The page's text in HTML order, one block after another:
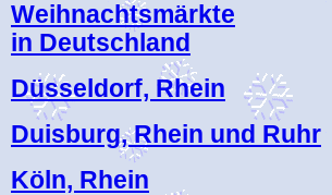
Weihnachtsmärkte
in Deutschland
Düsseldorf, Rhein
Duisburg, Rhein und Ruhr
Köln, Rhein